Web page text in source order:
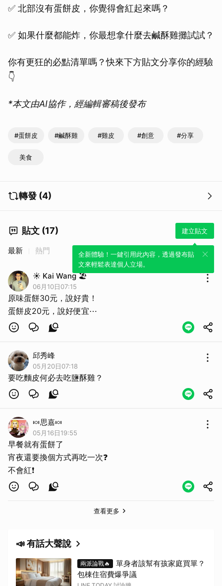
✅ 北部沒有蛋餅皮，你覺得會紅起來嗎？
✅ 如果什麼都能炸，你最想拿什麼去鹹酥雞攤試試？
你有更狂的必點清單嗎？快來下方貼文分享你的經驗
👇
*本文由AI協作，經編輯審稿後發布
#蛋餅皮 #鹹酥雞 #雞皮 #創意 #分享
美食
轉發 (4)
貼文 (17) 建立貼文
全新體驗！一鍵引用此內容，透過發布貼
文來輕鬆表達個人立場。
最新 熱門
☀️ Kai Wang 🏖️
06月10日07:15
原味蛋餅30元，說好貴！
蛋餅皮20元，說好便宜⋯
邱秀峰
05月20日07:18
要吃麵皮何必去吃鹽酥雞？
🍬思嘉🍬
05月16日19:55
早餐就有蛋餅了
宵夜還要換個方式再吃一次❓
不會紅❗️
查看更多
📣 有話大聲說
兩派論戰🔥
單身者該幫有孩家庭買單？
包棟住宿費爆爭議